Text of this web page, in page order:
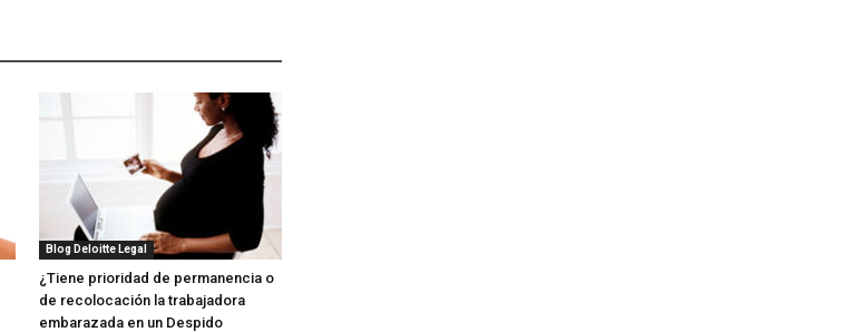
Blog Deloitte Legal
¿Tiene prioridad de permanencia o
de recolocación la trabajadora
embarazada en un Despido